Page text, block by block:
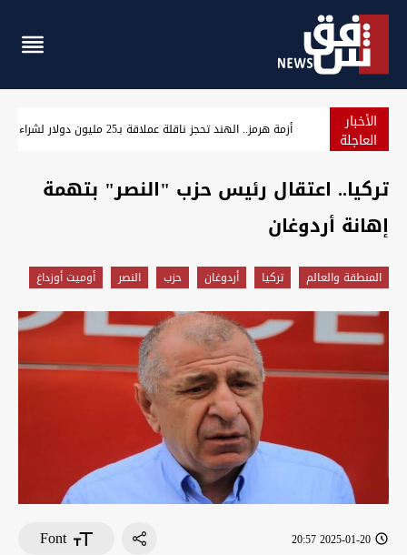
الأخبار
العاجلة مسؤول سوري: التعاون النفطي مع العراق يخفف أزمة الطاقة
تركيا.. اعتقال رئيس حزب "النصر" بتهمة
إهانة أردوغان
المنطقة والعالم تركيا أردوغان حزب النصر أوميت أوزداغ
2025-01-20 20:57
Font